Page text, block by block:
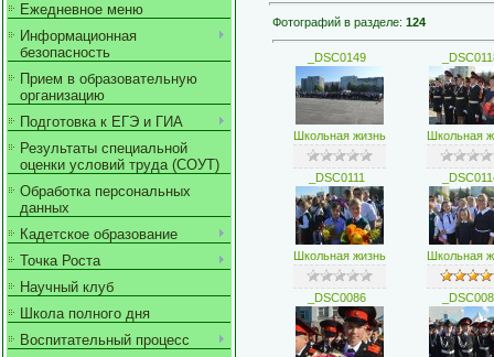
Ежедневное меню
Информационная
безопасность
Прием в образовательную
организацию
Подготовка к ЕГЭ и ГИА
Результаты специальной
оценки условий труда (СОУТ)
Обработка персональных
данных
Кадетское образование
Точка Роста
Научный клуб
Школа полного дня
Воспитательный процесс
Фотографий в разделе: 124
_DSC0149
Школьная жизнь Школьная
_DSC0111
Школьная жизнь Школьная
_DSC0086